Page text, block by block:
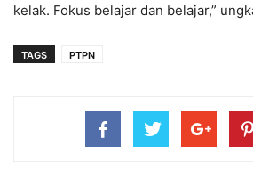
kelak. Fokus belajar dan belajar,”
TAGS PTPN